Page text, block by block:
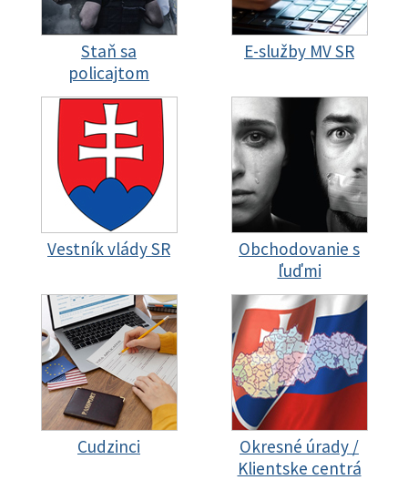
Staň sa
policajtom
E-služby MV SR
Vestník vlády SR
Obchodovanie s
ľuďmi
Cudzinci
Okresné úrady /
Klientske centrá